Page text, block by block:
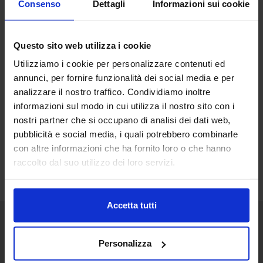
Consenso Dettagli Informazioni sui cookie
Questo sito web utilizza i cookie
Utilizziamo i cookie per personalizzare contenuti ed
annunci, per fornire funzionalità dei social media e per
analizzare il nostro traffico. Condividiamo inoltre
informazioni sul modo in cui utilizza il nostro sito con i
nostri partner che si occupano di analisi dei dati web,
pubblicità e social media, i quali potrebbero combinarle
con altre informazioni che ha fornito loro o che hanno
raccolto dal suo utilizzo dei loro servizi.
Accetta tutti
Personalizza
Ricerca
Cerca
Lista convegni
Stampa
Via Eritrea 21/A